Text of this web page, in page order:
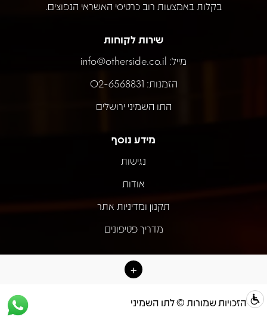
בקלות באמצעות רוב כרטיסי האשראי הנפוצים.
שירות לקוחות
מייל: info@otherside.co.il
הזמנות: 02-6568831
התו השמיני ירושלים
מידע נוסף
נגישות
אודות
תקנון ומדיניות אתר
מדריך פטיפונים
כל הזכויות שמורות © לתו השמיני